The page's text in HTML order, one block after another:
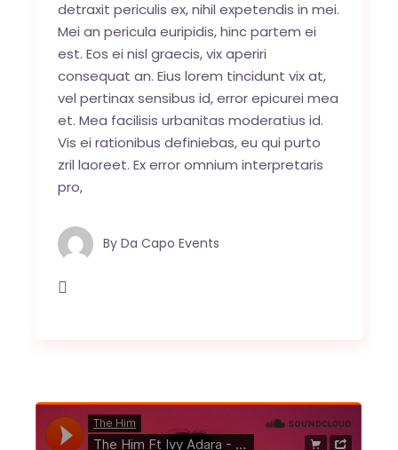
detraxit periculis ex, nihil expetendis in mei.
Mei an pericula euripidis, hinc partem ei
est. Eos ei nisl graecis, vix aperiri
consequat an. Eius lorem tincidunt vix at,
vel pertinax sensibus id, error epicurei mea
et. Mea facilisis urbanitas moderatius id.
Vis ei rationibus definiebas, eu qui purto
zril laoreet. Ex error omnium interpretaris
pro,
By Da Capo Events